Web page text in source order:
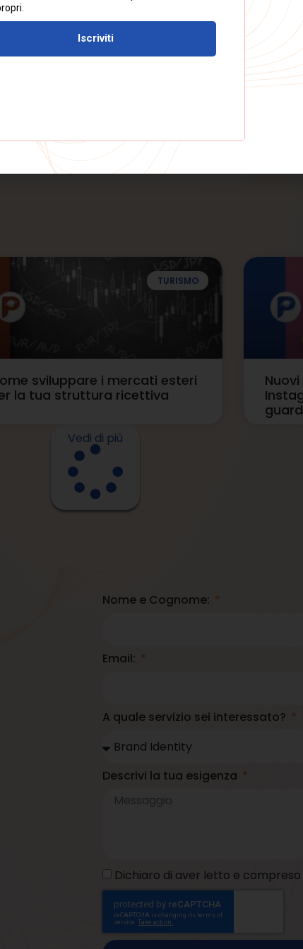
stiamo già trasformando in azione,
clienti perché si, la teoria serve, ma è la
prossime edizioni, perché aggiornarci
giorno, ad ogni accordo con un nuovo
difficile è esserlo davvero con i fatti.
TURISMO
sviluppare i mercati esteri
la tua struttura ricettiva
Vedi di più
Nome e Cognome:
Email:
A quale servizio sei interessato?
Descrivi la tua esigenza
Dichiaro di aver letto e compreso